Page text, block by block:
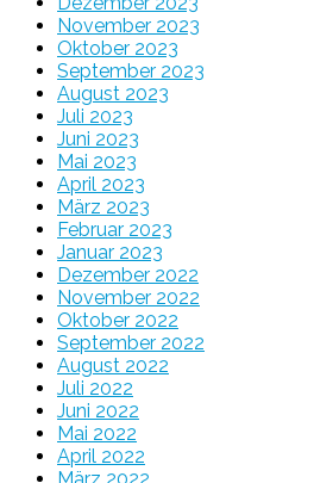
November 2023
Oktober 2023
September 2023
August 2023
Juli 2023
Juni 2023
Mai 2023
April 2023
März 2023
Februar 2023
Januar 2023
Dezember 2022
November 2022
Oktober 2022
September 2022
August 2022
Juli 2022
Juni 2022
Mai 2022
April 2022
März 2022